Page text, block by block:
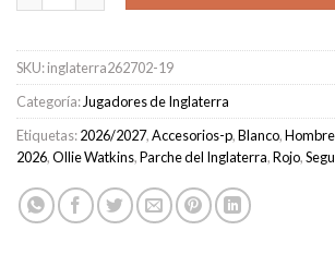
SKU:inglaterra262702-19
Categoría:Jugadores de Inglaterra
Etiquetas:2026/2027,Accesorios-p,Blanco,Hombre
2026,Ollie Watkins,Parche del Inglaterra,Rojo,